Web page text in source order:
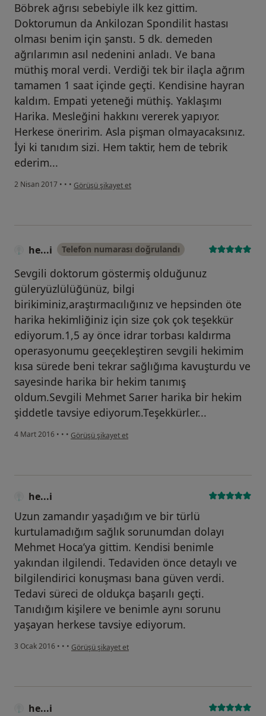
Böbrek ağrısı sebebiyle ilk kez gittim.
Doktorumun da Ankilozan Spondilit hastası
olması benim için şanstı. 5 dk. demeden
ağrılarımın asıl nedenini anladı. Ve bana
müthiş moral verdi. Verdiği tek bir ilaçla ağrım
tamamen 1 saat içinde geçti. Kendisine hayran
kaldım. Empati yeteneği müthiş. Yaklaşımı
Harika. Mesleğini hakkını vererek yapıyor.
Herkese öneririm. Asla pişman olmayacaksınız.
İyi ki tanıdım sizi. Hem taktir, hem de tebrik
ederim...
2 Nisan 2017 • • • kullanıcının görüşüne göre he...i
Görüşü şikayet et
he...i Telefon numarası doğrulandı
Sevgili doktorum göstermiş olduğunuz
güleryüzlülüğünüz, bilgi
birikiminiz,araştırmacılığınız ve hepsinden öte
harika hekimliğiniz için size çok çok teşekkür
ediyorum.1,5 ay önce idrar torbası kaldırma
operasyonumu geeçekleştiren sevgili hekimim
kısa sürede beni tekrar sağlığıma kavuşturdu ve
sayesinde harika bir hekim tanımış
oldum.Sevgili Mehmet Sarıer harika bir hekim
şiddetle tavsiye ediyorum.Teşekkürler...
4 Mart 2016 • • • kullanıcının görüşüne göre he...i
Görüşü şikayet et
he...i
Uzun zamandır yaşadığım ve bir türlü
kurtulamadığım sağlık sorunumdan dolayı
Mehmet Hoca’ya gittim. Kendisi benimle
yakından ilgilendi. Tedaviden önce detaylı ve
bilgilendirici konuşması bana güven verdi.
Tedavi süreci de oldukça başarılı geçti.
Tanıdığım kişilere ve benimle aynı sorunu
yaşayan herkese tavsiye ediyorum.
3 Ocak 2016 • • • kullanıcının görüşüne göre he...i
Görüşü şikayet et
he...i